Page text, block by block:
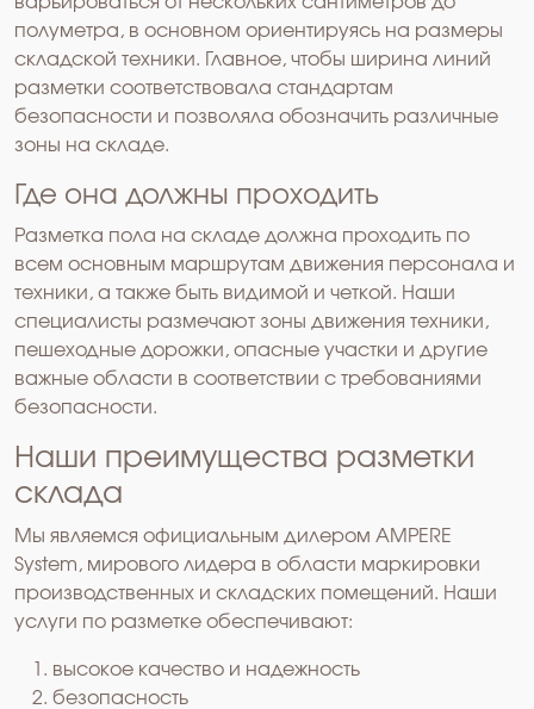
полуметра, в основном ориентируясь на размеры
складской техники. Главное, чтобы ширина линий
разметки соответствовала стандартам
безопасности и позволяла обозначить различные
зоны на складе.
Где она должны проходить
Разметка пола на складе должна проходить по
всем основным маршрутам движения персонала и
техники, а также быть видимой и четкой. Наши
специалисты размечают зоны движения техники,
пешеходные дорожки, опасные участки и другие
важные области в соответствии с требованиями
безопасности.
Наши преимущества разметки
склада
Мы являемся официальным дилером AMPERE
System, мирового лидера в области маркировки
производственных и складских помещений. Наши
услуги по разметке обеспечивают:
высокое качество и надежность
безопасность